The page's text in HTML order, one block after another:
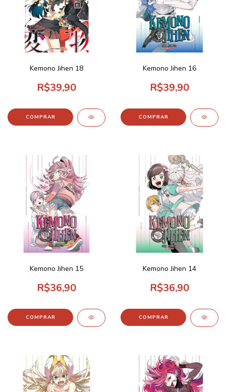
Kemono Jihen 18
R$39,90
Kemono Jihen 16
R$39,90
Kemono Jihen 15
R$36,90
Kemono Jihen 14
R$36,90